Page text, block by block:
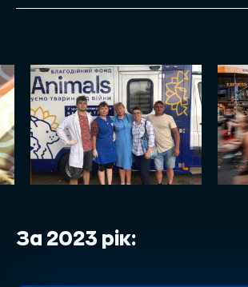
За 2023 рік: